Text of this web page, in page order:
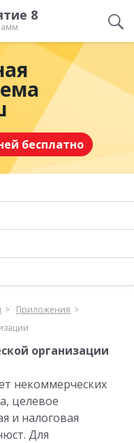
8
бесплатно
Приложения
организации
некоммерческих
целевое
и налоговая
Для